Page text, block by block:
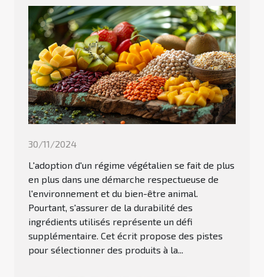
30/11/2024
L'adoption d'un régime végétalien se fait de plus
en plus dans une démarche respectueuse de
l'environnement et du bien-être animal.
Pourtant, s'assurer de la durabilité des
ingrédients utilisés représente un défi
supplémentaire. Cet écrit propose des pistes
pour sélectionner des produits à la...